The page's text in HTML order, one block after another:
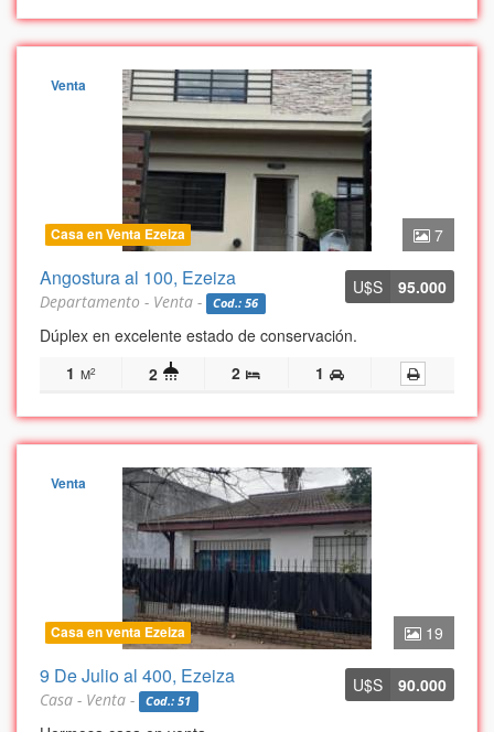
7
Venta
Casa en Venta Ezeiza
U$S 95.000
Angostura al 100, Ezeiza
Departamento - Venta - Cod.: 56
Dúplex en excelente estado de conservación.
1 M2 2 2 1
19
Venta
Casa en venta Ezeiza
U$S 90.000
9 De Julio al 400, Ezeiza
Casa - Venta - Cod.: 51